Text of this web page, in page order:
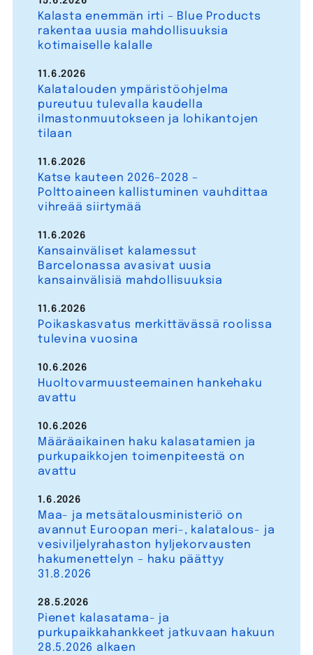
Kalasta enemmän irti – Blue Products
rakentaa uusia mahdollisuuksia
kotimaiselle kalalle
Kalatalouden ympäristöohjelma
pureutuu tulevalla kaudella
ilmastonmuutokseen ja lohikantojen
tilaan
11.6.2026
Katse kauteen 2026–2028 –
Polttoaineen kallistuminen vauhdittaa
vihreää siirtymää
11.6.2026
Kansainväliset kalamessut
Barcelonassa avasivat uusia
kansainvälisiä mahdollisuuksia
11.6.2026
Poikaskasvatus merkittävässä roolissa
tulevina vuosina
11.6.2026
Huoltovarmuusteemainen hankehaku
avattu
10.6.2026
Määräaikainen haku kalasatamien ja
purkupaikkojen toimenpiteestä on
avattu
10.6.2026
Maa- ja metsätalousministeriö on
avannut Euroopan meri-, kalatalous- ja
vesiviljelyrahaston hyljekorvausten
hakumenettelyn – haku päättyy
31.8.2026
1.6.2026
Pienet kalasatama- ja
purkupaikkahankkeet jatkuvaan hakuun
28.5.2026 alkaen
28.5.2026